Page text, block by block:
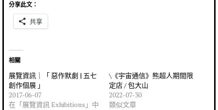
分享此文：
共享
相關
展覽資訊｜「 惡作默劇 | 五七
創作個展 」
2017-06-07
在「展覽資訊 Exhibitions」中
\《宇宙通信》熊超人期間限
定店 / 包大山
2022-07-30
類似文章